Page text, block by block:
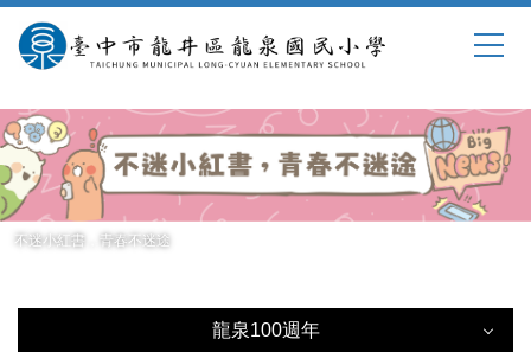
到
內
容
區
不迷小紅書，青春不迷途
龍泉100週年